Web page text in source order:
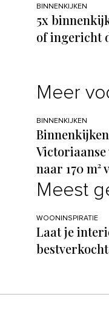
BINNENKIJKEN
5x
of ingericht
Meer
BINNENKIJKEN
Victoriaanse
naar 170 m²
Meest
WOONINSPIRATIE
Laat je